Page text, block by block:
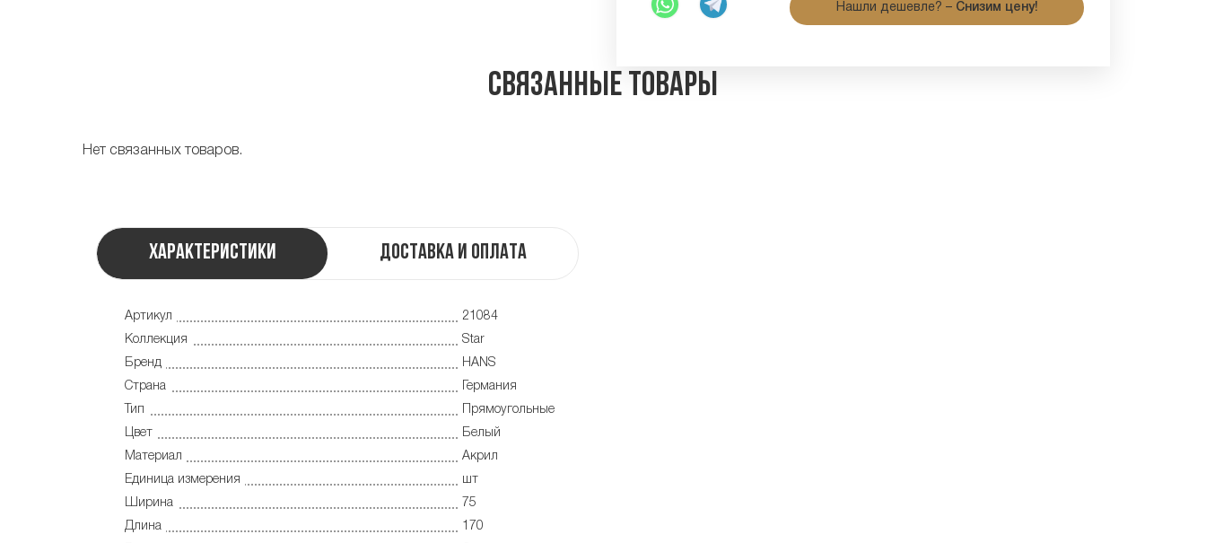
Нашли дешевле? – Снизим цену!
Связанные товары
Нет связанных товаров.
Характеристики Доставка и оплата
Артикул
21084
Коллекция
Star
Бренд
HANS
Страна
Германия
Тип
Прямоугольные
Цвет
Белый
Материал
Акрил
Единица измерения
шт
Ширина
75
Длина
170